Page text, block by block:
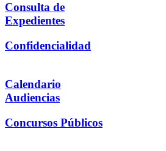
Consulta de
Expedientes
Confidencialidad
Calendario
Audiencias
Concursos Públicos